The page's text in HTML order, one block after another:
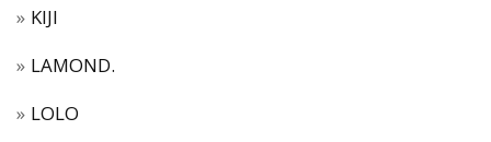
KIJI
LAMOND.
LOLO